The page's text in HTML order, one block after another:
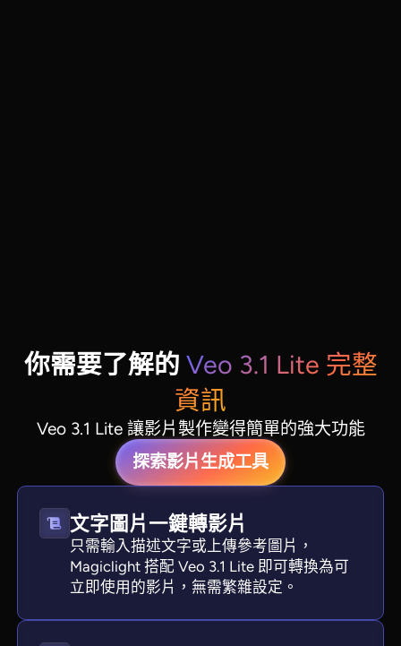
你需要了解的 Veo 3.1 Lite 完整
資訊
Veo 3.1 Lite 讓影片製作變得簡單的強大功能
探索影片生成工具
文字圖片一鍵轉影片
只需輸入描述文字或上傳參考圖片，
Magiclight 搭配 Veo 3.1 Lite 即可轉換為可
立即使用的影片，無需繁雜設定。